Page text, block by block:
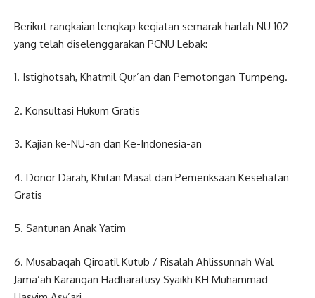
Berikut rangkaian lengkap kegiatan semarak harlah NU 102
yang telah diselenggarakan PCNU Lebak:
1. Istighotsah, Khatmil Qur’an dan Pemotongan Tumpeng.
2. Konsultasi Hukum Gratis
3. Kajian ke-NU-an dan Ke-Indonesia-an
4. Donor Darah, Khitan Masal dan Pemeriksaan Kesehatan
Gratis
5. Santunan Anak Yatim
6. Musabaqah Qiroatil Kutub / Risalah Ahlissunnah Wal
Jama’ah Karangan Hadharatusy Syaikh KH Muhammad